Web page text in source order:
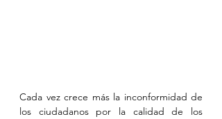
Cada vez crece más la inconformidad de
los ciudadanos por la calidad de los